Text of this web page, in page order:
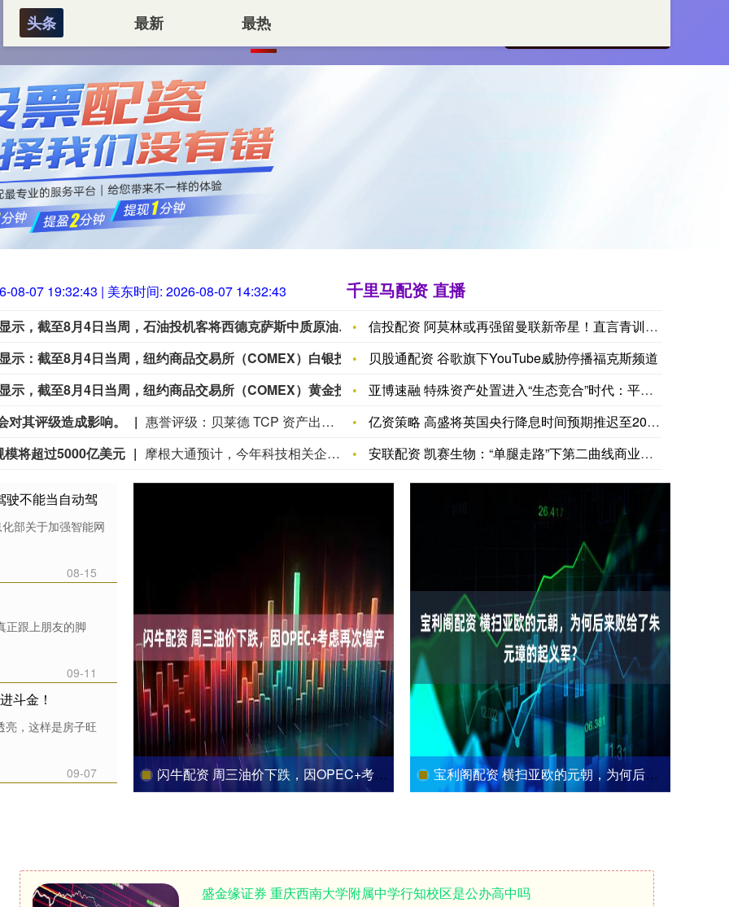
首页
08-07 19:32:44 | 美东时间: 2026-08-07 14:32:44
美国商品期货交易委员会（CFTC）数据显示，截至8月4日当周，石油投机客将西德克萨斯中质原油（WTI）的净多头头寸减少4683手，至101824手。
美国商品期货交易委员会（CFTC）数据显示，截至8月4日当
美国商品期货交易委员会（CFTC）数据显示：截至8月4日当周，纽约商品交易所（COMEX）白银投机客将净多头头寸增加2679手，至11067手。
美国商品期货交易委员会（CFTC）数据显示：截至8月4日当
美国商品期货交易委员会（CFTC）数据显示，截至8月4日当周，纽约商品交易所（COMEX）黄金投机者将净多头头寸增加12,070手，至132,398手。
美国商品期货交易委员会（CFTC）数据显示，截至8月4日当
其评级造成影响。
惠誉评级：贝莱德 TCP 资产出售事件不会对其评级造成影响。
将超过5000亿美元
摩根大通预计，今年科技相关企业债券发行规模将超过5000亿美元。该行将2026年科技、媒体和电信行业债务发行规模预期从此前的4500亿美元上调至5400亿美元，理由是大型科技企业增加支出正在引领人工智能投资周期。摩根大通策略师埃丽卡·斯皮尔领衔的团队周五在报告认为，以芯片为支持的融资将成为支持AI基础设施建设的“下一个主要前沿领域”，到本十年末，其规模可能“扩大至数万亿美元”。摩根大通已识别出七个除目前已完成融资的六个项目之外的投资级数据中心融资机会，其中四个预计将来自甲骨文和OpenAI。该行预计，Meta Platforms将在公布第三季度财报后重返债券市场，而微软则被视为“最大的不确定因素”，可能自2017年以来首次向债券投资者融资。
千里马配资 直播
信投配资 阿莫林或再强留曼联新帝星！直言青训吹捧过高，给过机
贝股通配资 谷歌旗下YouTube威胁停播福克斯频道
亚博速融 特殊资产处置进入“生态竞合”时代：平安银行探索破局
亿资策略 高盛将英国央行降息时间预期推迟至2027年
安联配资 凯赛生物：“单腿走路”下第二曲线商业化困局待解
驶不能当自动驾
部关于加强智能网
08-15
正跟上朋友的脚
09-11
斗金！
亮，这样是房子旺
09-07 闪牛配资 周三油价下跌，因OPEC+考虑再次增产 宝利阁配资 横扫亚欧的元朝，为何后来败给了朱元璋的起义军？
头条 最新 最热
盛金缘证券 重庆西南大学附属中学行知校区是公办高中吗